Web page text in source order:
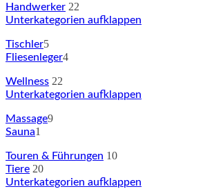
Handwerker 22
Unterkategorien aufklappen
Tischler5
Fliesenleger4
Wellness 22
Unterkategorien aufklappen
Massage9
Sauna1
Touren & Führungen 10
Tiere 20
Unterkategorien aufklappen